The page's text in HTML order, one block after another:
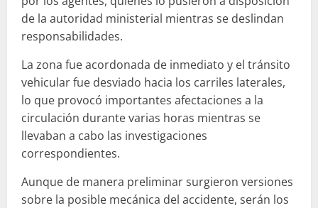
de la autoridad ministerial mientras se deslindan
responsabilidades.
La zona fue acordonada de inmediato y el tránsito
vehicular fue desviado hacia los carriles laterales,
lo que provocó importantes afectaciones a la
circulación durante varias horas mientras se
llevaban a cabo las investigaciones
correspondientes.
Aunque de manera preliminar surgieron versiones
sobre la posible mecánica del accidente, serán los